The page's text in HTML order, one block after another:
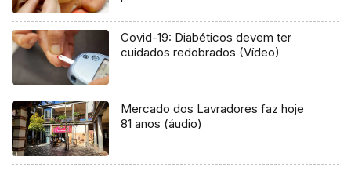
Covid-19: Diabéticos devem ter
cuidados redobrados (Vídeo)
Mercado dos Lavradores faz hoje
81 anos (áudio)